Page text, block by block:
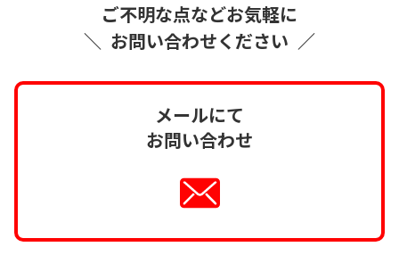
＼
ご不明な点などお気軽に
お問い合わせください ／
メールにて
お問い合わせ